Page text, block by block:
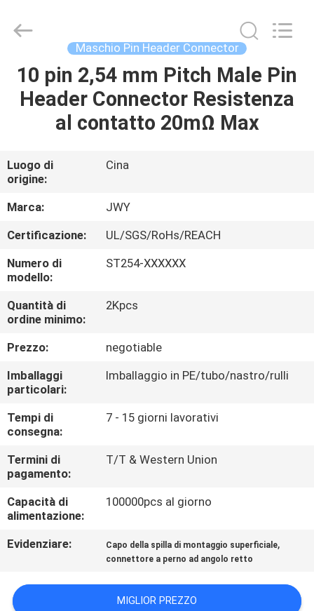
CASA
PRODOTTI
CIRCA
NOI
GIRO
DELLA
FABBRICA
CONTROLLO
DI
QUALITÀ
CONTATTICI
RICHIEDA
CITAZIONE
COMPANY
NEWS
Electronic
Reserved.
Maschio Pin Header Connector
10 pin 2,54 mm Pitch Male Pin
Header Connector Resistenza
al contatto 20mΩ Max
Luogo di
origine:
Cina
Marca:
JWY
Certificazione:
UL/SGS/RoHs/REACH
Numero di
modello:
ST254-XXXXXX
Quantità di
ordine minimo:
2Kpcs
Prezzo:
negotiable
Imballaggi
particolari:
Imballaggio in PE/tubo/nastro/rulli
Tempi di
consegna:
7 - 15 giorni lavorativi
Termini di
pagamento:
T/T & Western Union
Capacità di
alimentazione:
100000pcs al giorno
Evidenziare: Capo della spilla di montaggio superficiale,
connettore a perno ad angolo retto
MIGLIOR PREZZO